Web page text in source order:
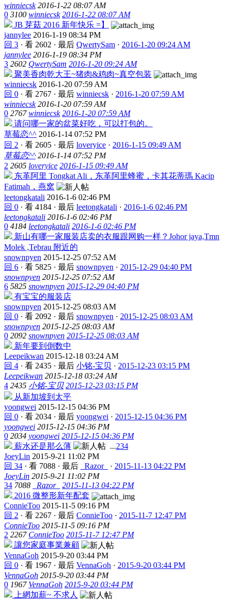
winniecsk 2016-1-22 08:07 AM
0 3100 winniecsk 2016-1-22 08:07 AM
JB 芽菇 2016 新年快乐 =】
jannylee 2016-1-19 08:34 PM
回 3 · 看 2602 · 最后 QwertySam · 2016-1-20 09:24 AM
jannylee 2016-1-19 08:34 PM
3 2602 QwertySam 2016-1-20 09:24 AM
聚美香肉乾大王~猪肉&鸡肉~真空包装
winniecsk 2016-1-20 07:59 AM
回 0 · 看 2767 · 最后 winniecsk · 2016-1-20 07:59 AM
winniecsk 2016-1-20 07:59 AM
0 2767 winniecsk 2016-1-20 07:59 AM
请问哪一家的盆菜好吃，可以打包的。
草莓恋^^ 2016-1-14 07:52 PM
回 2 · 看 2605 · 最后 loveryice · 2016-1-15 09:49 AM
草莓恋^^ 2016-1-14 07:52 PM
2 2605 loveryice 2016-1-15 09:49 AM
东革阿里 Tongkat Ali，东革阿里蜂蜜，卡其花蒂瑪 Kacip
Fatimah，燕窝
leetongkatali 2016-1-6 02:46 PM
回 0 · 看 4184 · 最后 leetongkatali · 2016-1-6 02:46 PM
leetongkatali 2016-1-6 02:46 PM
0 4184 leetongkatali 2016-1-6 02:46 PM
新山有哪一家服装店卖的衣服跟网购一样？Johor jaya,Tmn
Molek ,Tebrau 附近的
snownpyen 2015-12-25 07:52 AM
回 6 · 看 5825 · 最后 snownpyen · 2015-12-29 04:40 PM
snownpyen 2015-12-25 07:52 AM
6 5825 snownpyen 2015-12-29 04:40 PM
有宝宝的服装店
snownpyen 2015-12-25 08:03 AM
回 0 · 看 2092 · 最后 snownpyen · 2015-12-25 08:03 AM
snownpyen 2015-12-25 08:03 AM
0 2092 snownpyen 2015-12-25 08:03 AM
新年要到倒数中
Leepeikwan 2015-12-18 03:24 AM
回 4 · 看 2435 · 最后 小铭-宝贝 · 2015-12-23 03:15 PM
Leepeikwan 2015-12-18 03:24 AM
4 2435 小铭-宝贝 2015-12-23 03:15 PM
从新加坡到太平
yoongwei 2015-12-15 04:36 PM
回 0 · 看 2034 · 最后 yoongwei · 2015-12-15 04:36 PM
yoongwei 2015-12-15 04:36 PM
0 2034 yoongwei 2015-12-15 04:36 PM
薪水还是那么薄
...234
JoeyLin 2015-9-21 11:02 PM
回 34 · 看 7088 · 最后 _Razor_ · 2015-11-13 04:22 PM
JoeyLin 2015-9-21 11:02 PM
34 7088 _Razor_
2015-11-13 04:22 PM
2016 微整形新年配套
ConnieToo 2015-11-5 09:16 PM
回 2 · 看 2267 · 最后 ConnieToo · 2015-11-7 12:47 PM
ConnieToo 2015-11-5 09:16 PM
2 2267 ConnieToo 2015-11-7 12:47 PM
讓您家庭事業兼顧
VennaGoh 2015-9-20 03:44 PM
回 0 · 看 1967 · 最后 VennaGoh · 2015-9-20 03:44 PM
VennaGoh 2015-9-20 03:44 PM
0 1967 VennaGoh 2015-9-20 03:44 PM
上網加薪~ 不求人